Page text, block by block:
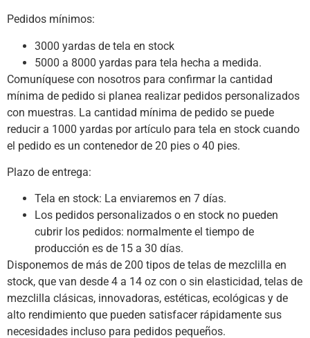
Pedidos mínimos:
3000 yardas de tela en stock
5000 a 8000 yardas para tela hecha a medida.
Comuníquese con nosotros para confirmar la cantidad
mínima de pedido si planea realizar pedidos personalizados
con muestras. La cantidad mínima de pedido se puede
reducir a 1000 yardas por artículo para tela en stock cuando
el pedido es un contenedor de 20 pies o 40 pies.
Plazo de entrega:
Tela en stock: La enviaremos en 7 días.
Los pedidos personalizados o en stock no pueden
cubrir los pedidos: normalmente el tiempo de
producción es de 15 a 30 días.
Disponemos de más de 200 tipos de telas de mezclilla en
stock, que van desde 4 a 14 oz con o sin elasticidad, telas de
mezclilla clásicas, innovadoras, estéticas, ecológicas y de
alto rendimiento que pueden satisfacer rápidamente sus
necesidades incluso para pedidos pequeños.